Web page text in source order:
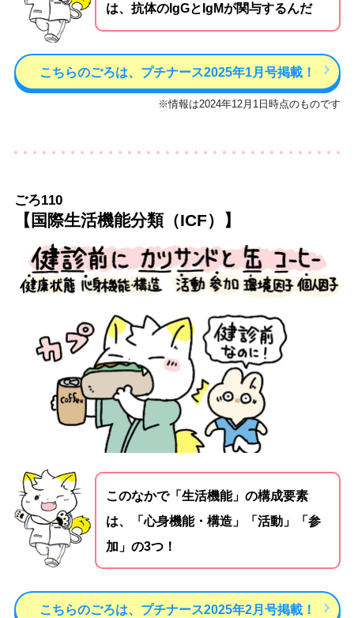
は、抗体のIgGとIgMが関与するんだ
こちらのごろは、プチナース2025年1月号掲載！
※情報は2024年12月1日時点のものです
ごろ110
【国際生活機能分類（ICF）】
このなかで「生活機能」の構成要素
は、「心身機能・構造」「活動」「参
加」の3つ！
こちらのごろは、プチナース2025年2月号掲載！